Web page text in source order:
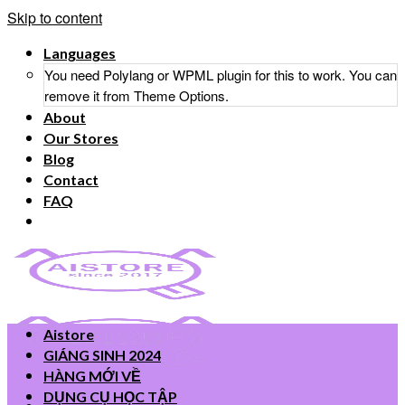
Skip to content
Languages
You need Polylang or WPML plugin for this to work. You can
remove it from Theme Options.
About
Our Stores
Blog
Contact
FAQ
Aistore
GIÁNG SINH 2024
HÀNG MỚI VỀ
DỤNG CỤ HỌC TẬP